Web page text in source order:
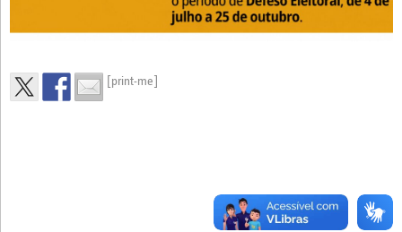
[print-me]